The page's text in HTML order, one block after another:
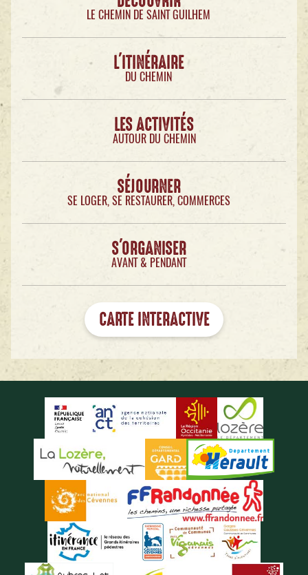
LE CHEMIN DE SAINT GUILHEM
L'ITINÉRAIRE
DU CHEMIN
LES ACTIVITÉS
AUTOUR DU CHEMIN
SÉJOURNER
SE LOGER, SE RESTAURER, COMMERCES
S'ORGANISER
AVANT & PENDANT
CARTE INTERACTIVE